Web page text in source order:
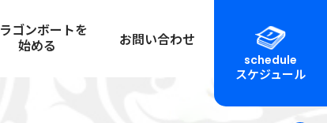
ゴンボートを
始める
お問い合わせ
schedule
スケジュール